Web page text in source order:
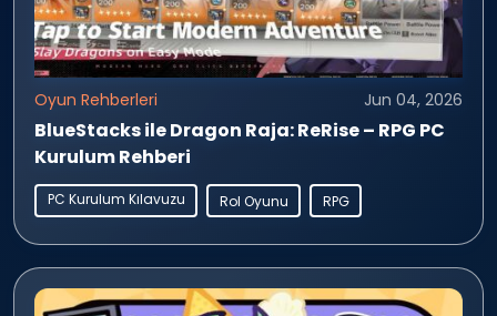
Oyun Rehberleri Jun 04, 2026
BlueStacks ile Dragon Raja: ReRise – RPG PC
Kurulum Rehberi
PC Kurulum Kılavuzu Rol Oyunu RPG